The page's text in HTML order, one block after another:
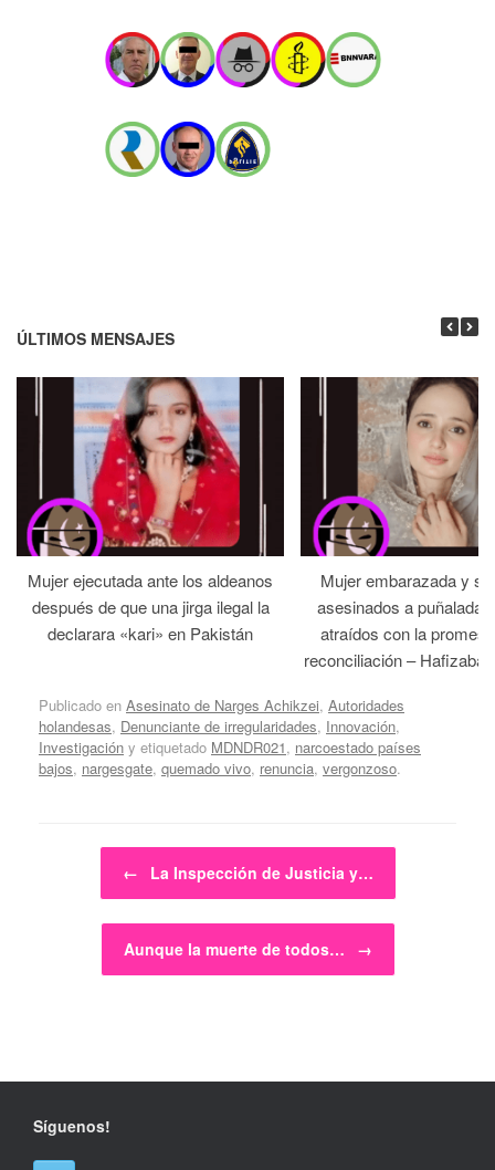
ÚLTIMOS MENSAJES
Mujer ejecutada ante los aldeanos
después de que una jirga ilegal la
declarara «kari» en Pakistán
Mujer embarazada y
asesinados a
atraídos con la
reconciliación –
Publicado en Asesinato de Narges Achikzei, Autoridades
holandesas, Denunciante de irregularidades, Innovación,
Investigación y etiquetado MDNDR021, narcoestado países
bajos, nargesgate, quemado vivo, renuncia, vergonzoso.
← La Inspección de Justicia y…
Aunque la muerte de todos… →
Síguenos!